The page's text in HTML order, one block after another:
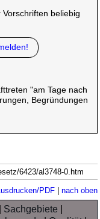
beliebig
"am Tage nach
Begründungen
6423/al3748-0.htm
PDF| nach oben
Sachgebiete